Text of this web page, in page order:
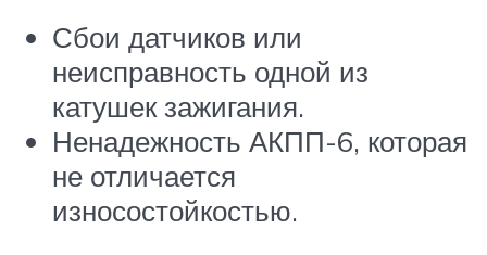
Сбои датчиков или
неисправность одной из
катушек зажигания.
Ненадежность АКПП-6, которая
не отличается
износостойкостью.